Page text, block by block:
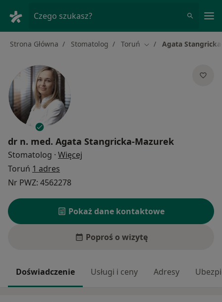
Czego szukasz?
Strona Główna Stomatolog Toruń Zmień miasto
Agata
dr n. med. Agata Stangricka-Mazurek
Stomatolog · Więcej
Toruń 1 adres
Nr PWZ: 4562278
Pokaż dane kontaktowe
Poproś o wizytę
Doświadczenie Usługi i ceny Adresy